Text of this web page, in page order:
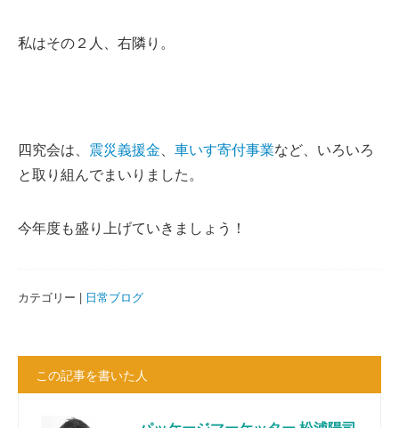
私はその２人、右隣り。
四究会は、 震災義援金、 車いす寄付事業など、いろいろ
と取り組んでまいりました。
今年度も盛り上げていきましょう！
カテゴリー | 日常ブログ
この記事を書いた人